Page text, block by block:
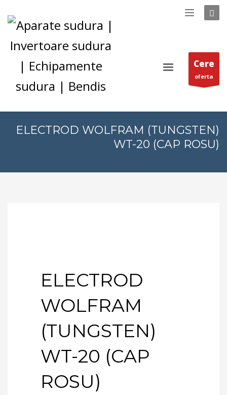
Cere
oferta
ELECTROD WOLFRAM (TUNGSTEN)
WT-20 (CAP ROSU)
ELECTROD
WOLFRAM
(TUNGSTEN)
WT-20 (CAP
ROSU)